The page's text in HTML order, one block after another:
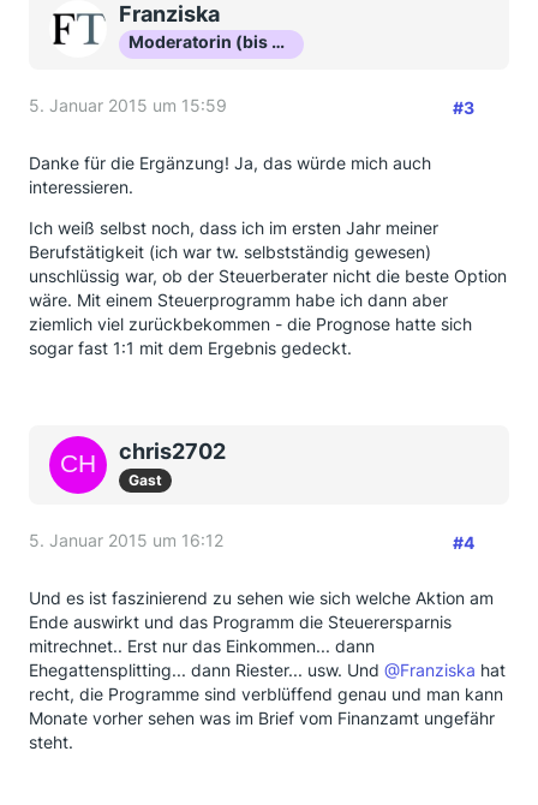
Franziska
Moderatorin (bis Okt 16)
5. Januar 2015 um 15:59 #3
Danke für die Ergänzung! Ja, das würde mich auch
interessieren.
Ich weiß selbst noch, dass ich im ersten Jahr meiner
Berufstätigkeit (ich war tw. selbstständig gewesen)
unschlüssig war, ob der Steuerberater nicht die beste Option
wäre. Mit einem Steuerprogramm habe ich dann aber
ziemlich viel zurückbekommen - die Prognose hatte sich
sogar fast 1:1 mit dem Ergebnis gedeckt.
chris2702
Gast
5. Januar 2015 um 16:12 #4
Und es ist faszinierend zu sehen wie sich welche Aktion am
Ende auswirkt und das Programm die Steuerersparnis
mitrechnet.. Erst nur das Einkommen... dann
Ehegattensplitting... dann Riester... usw. Und @Franziska hat
recht, die Programme sind verblüffend genau und man kann
Monate vorher sehen was im Brief vom Finanzamt ungefähr
steht.